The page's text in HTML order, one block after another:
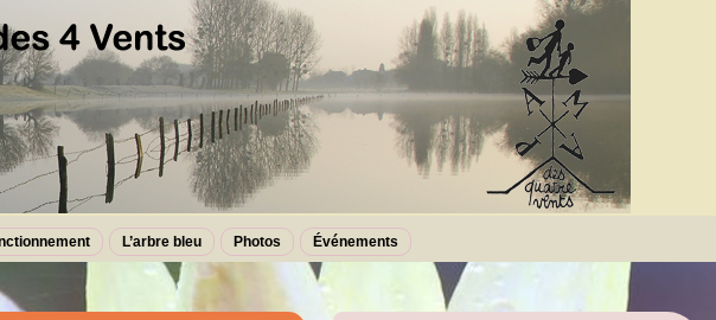
L’arbre bleu Photos Événements